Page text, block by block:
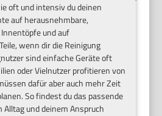
oft und intensiv du deinen
auf herausnehmbare,
und auf
wenn dir die Reinigung
sind einfache Geräte oft
oder Vielnutzer profitieren von
dafür aber auch mehr Zeit
So findest du das passende
Alltag und deinem Anspruch